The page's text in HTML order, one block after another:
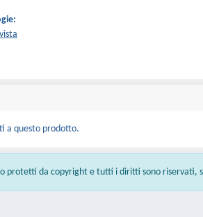
a questo prodotto.
protetti da copyright e tutti i diritti sono riservati,